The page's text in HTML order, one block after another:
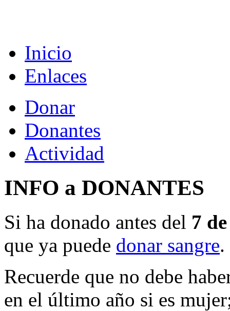
Inicio
Enlaces
Donar
Donantes
Actividad
INFO a DONANTES
Si ha donado antes del 7
que ya puede donar sangre.
Recuerde que no debe
en el último año si es